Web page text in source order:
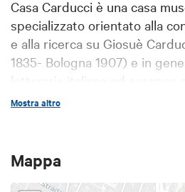
Casa Carducci è una casa
specializzato orientato alla
e alla ricerca su Giosuè
1835- Bologna 1907) e in
letteraria italiana ed europea
Novecento.
Mostra altro
Mappa